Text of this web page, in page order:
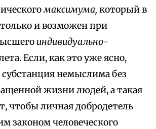
максимума, который в
и возможен при
индивидуально-
Если, как это уже ясно,
субстанция немыслима без
жизни людей, а такая
чтобы личная добродетель
законом человеческого